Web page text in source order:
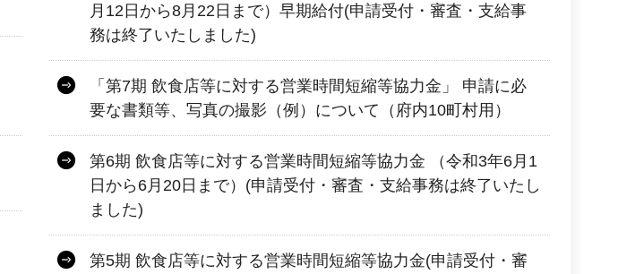
月12日から8月22日まで）早期給付(申請受付・審査・支給事
務は終了いたしました)
「第7期 飲食店等に対する営業時間短縮等協力金」 申請に必
要な書類等、写真の撮影（例）について（府内10町村用）
第6期 飲食店等に対する営業時間短縮等協力金 （令和3年6月1
日から6月20日まで）(申請受付・審査・支給事務は終了いたし
ました)
第5期 飲食店等に対する営業時間短縮等協力金(申請受付・審